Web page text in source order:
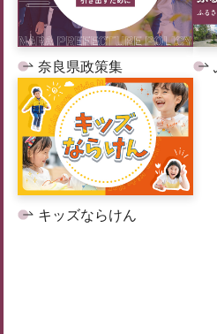
奈良県政策集
キッズならけん